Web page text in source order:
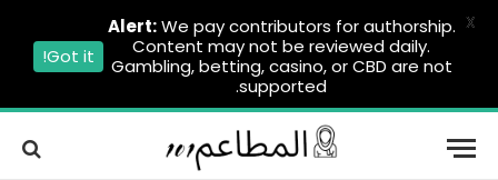
Alert:We pay contributors for authorship.
Content may not be reviewed daily.
Gambling, betting, casino, or CBD are not
supported.
Got it!
X